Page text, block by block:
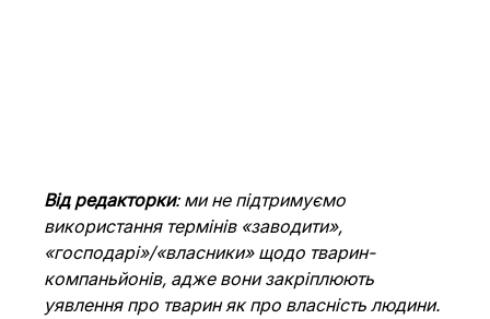
Від редакторки: ми не підтримуємо
використання термінів «заводити»,
«господарі»/«власники» щодо тварин-
компаньйонів, адже вони закріплюють
уявлення про тварин як про власність людини.